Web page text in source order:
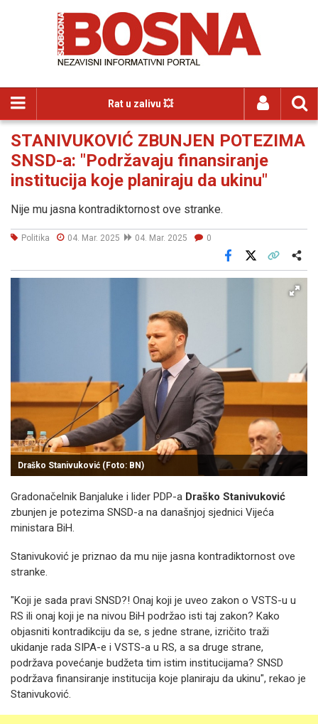
Rat u zalivu 💥
STANIVUKOVIĆ ZBUNJEN POTEZIMA
SNSD-a: "Podržavaju finansiranje
institucija koje planiraju da ukinu"
Nije mu jasna kontradiktornost ove stranke.
Politika 04. Mar. 2025 04. Mar. 2025 0
Facebook
Draško Stanivuković (Foto: BN)
Gradonačelnik Banjaluke i lider PDP-a Draško Stanivuković
zbunjen je potezima SNSD-a na današnjoj sjednici Vijeća
ministara BiH.
Stanivuković je priznao da mu nije jasna kontradiktornost ove
stranke.
"Koji je sada pravi SNSD?! Onaj koji je uveo zakon o VSTS-u u
RS ili onaj koji je na nivou BiH podržao isti taj zakon? Kako
objasniti kontradikciju da se, s jedne strane, izričito traži
ukidanje rada SIPA-e i VSTS-a u RS, a sa druge strane,
podržava povećanje budžeta tim istim institucijama? SNSD
podržava finansiranje institucija koje planiraju da ukinu", rekao je
Stanivuković.